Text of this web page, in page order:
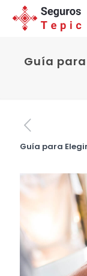
Guía
Guía para